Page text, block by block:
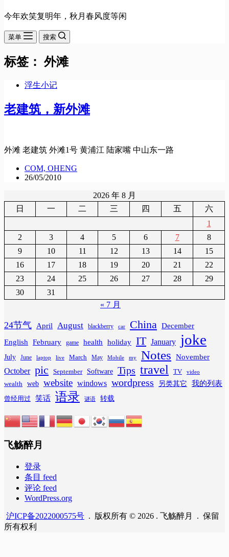
今年欢笑复明年，秋月春风度等闲
菜单 搜索
标签： 外滩
浮生小记
老建筑，新外滩
外滩 老建筑 外滩1号 黄浦江 陆家嘴 中山东一路
COM, OHENG
26/05/2010
2026 年 8 月
日
一 二 三 四 五
六
1
2
3 4 5 6 7
8
9
10 11 12 13 14
15
16
17 18 19 20 21
22
23
24 25 26 27 28
29
30
31
« 7 月
24节气 April August blackberry car China
December
English
February game health holiday IT January joke
July June laptop live March May Mobile my Notes November
October pic September Software Tips travel TV video
wealth web website windows wordpress 另类其它 我的列表
曾经用过 笑话 语录 谜语 转载
飞觞醉月
登录
条目 feed
评论 feed
WordPress.org
沪ICP备2022000575号 . 版权所有 © 2026 . 飞觞醉月 . 保留
所有权利